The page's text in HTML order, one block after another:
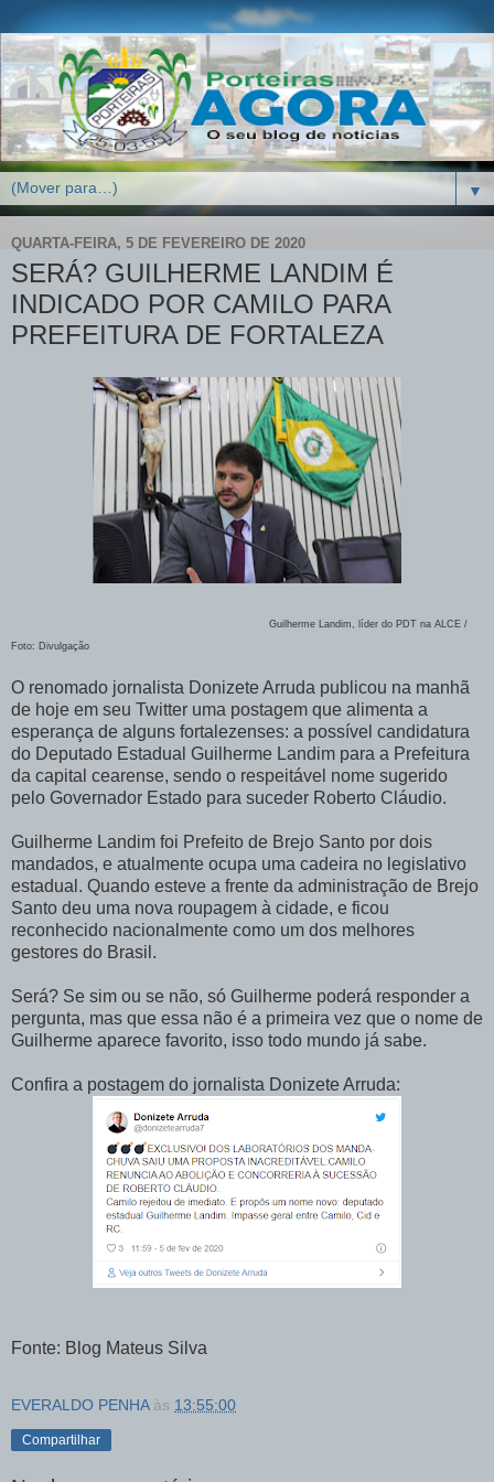
▼
QUARTA-FEIRA, 5 DE FEVEREIRO DE 2020
SERÁ? GUILHERME LANDIM É
INDICADO POR CAMILO PARA
PREFEITURA DE FORTALEZA
Guilherme Landim, líder do PDT na ALCE /
Foto: Divulgação
O renomado jornalista Donizete Arruda publicou na manhã
de hoje em seu Twitter uma postagem que alimenta a
esperança de alguns fortalezenses: a possível candidatura
do Deputado Estadual Guilherme Landim para a Prefeitura
da capital cearense, sendo o respeitável nome sugerido
pelo Governador Estado para suceder Roberto Cláudio.
Guilherme Landim foi Prefeito de Brejo Santo por dois
mandados, e atualmente ocupa uma cadeira no legislativo
estadual. Quando esteve a frente da administração de Brejo
Santo deu uma nova roupagem à cidade, e ficou
reconhecido nacionalmente como um dos melhores
gestores do Brasil.
Será? Se sim ou se não, só Guilherme poderá responder a
pergunta, mas que essa não é a primeira vez que o nome de
Guilherme aparece favorito, isso todo mundo já sabe.
Confira a postagem do jornalista Donizete Arruda:
Fonte: Blog Mateus Silva
EVERALDO PENHA às 13:55:00
Compartilhar